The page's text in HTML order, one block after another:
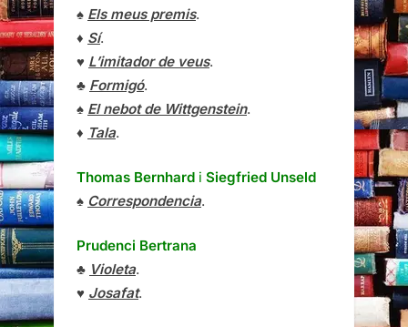
♠ Els meus premis.
♦ Sí.
♥ L’imitador de veus.
♣ Formigó.
♠ El nebot de Wittgenstein.
♦ Tala.
Thomas Bernhard i Siegfried Unseld
♠ Correspondencia.
Prudenci Bertrana
♣ Violeta.
♥ Josafat.